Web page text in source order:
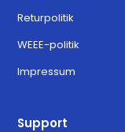
Returpolitik
WEEE-politik
Impressum
Support